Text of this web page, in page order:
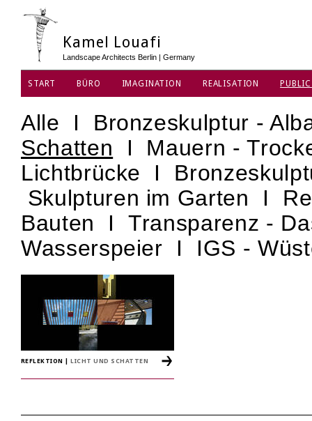
Kamel Louafi
Landscape Architects Berlin | Germany
START BÜRO IMAGINATION REALISATION
Alle I Bronzeskulptur -
Schatten I Mauern -
Lichtbrücke I
Skulpturen im Garten I
Bauten ITransparenz -
Wasserspeier I IGS -
REFLEKTION |LICHT UND SCHATTEN